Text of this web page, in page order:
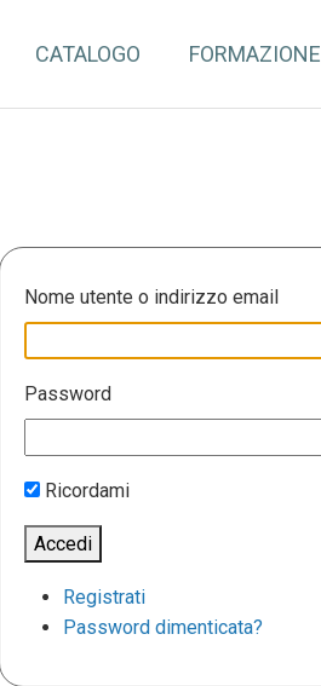
CATALOGO FORMAZIONE
Nome utente o indirizzo email
Password
Ricordami
Accedi
Registrati
Password dimenticata?